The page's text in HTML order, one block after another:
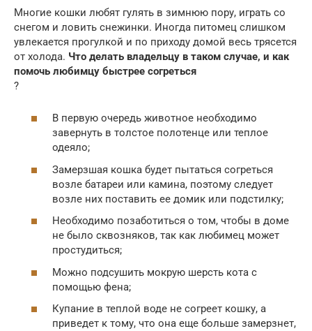
Многие кошки любят гулять в зимнюю пору, играть со
снегом и ловить снежинки. Иногда питомец слишком
увлекается прогулкой и по приходу домой весь трясется
от холода. Что делать владельцу в таком случае, и как
помочь любимцу быстрее согреться
?
В первую очередь животное необходимо
завернуть в толстое полотенце или теплое
одеяло;
Замерзшая кошка будет пытаться согреться
возле батареи или камина, поэтому следует
возле них поставить ее домик или подстилку;
Необходимо позаботиться о том, чтобы в доме
не было сквозняков, так как любимец может
простудиться;
Можно подсушить мокрую шерсть кота с
помощью фена;
Купание в теплой воде не согреет кошку, а
приведет к тому, что она еще больше замерзнет,